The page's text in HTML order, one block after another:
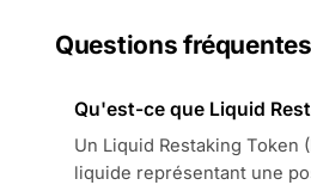
Questions fréquentes
Qu'est-ce que Liquid
Un Liquid Restaking Token
liquide représentant une